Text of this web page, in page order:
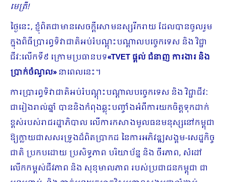
មេត្រី!
ថ្ងៃនេះ, ខ្ញុំពិតជាមានសេចក្ដីសោមនស្សរីករាយ ដែលបានចូលរួម
ក្នុងពិធីប្រារព្ធទិវាជាតិអប់រំបណ្តុះបណ្តាលបច្ចេកទេស និង វិជ្ជា
ជីវៈលើកទី៩ ក្រោមប្រធានបទ«TVETផ្តល់ ជំនាញ ការងារ និង
ប្រាក់ចំណូល»នាពេលនេះ។
ការប្រារព្ធទិវាជាតិអប់រំបណ្តុះបណ្តាលបច្ចេកទេស និង វិជ្ជាជីវៈ
ជារៀងរាល់ឆ្នាំ បាននិងកំពុងឆ្លុះបញ្ចាំងអំពីការយកចិត្តទុកដាក់
ខ្ពស់របស់រាជរដ្ឋាភិបាល លើការកសាងមូលធនមនុស្សនៅកម្ពុជា
ឱ្យក្លាយជាសសរទ្រូងដ៏ពិតប្រាកដ នៃការអភិវឌ្ឍសង្គម-សេដ្ឋកិច្ច
ជាតិ ប្រកបដោយ ប្រសិទ្ធភាព បរិយាប័ន្ន និង ចីរភាព, សំដៅ
លើកកម្ពស់ជីវភាព និង សុខុមាលភាព របស់ប្រជាជនកម្ពុជា ជា